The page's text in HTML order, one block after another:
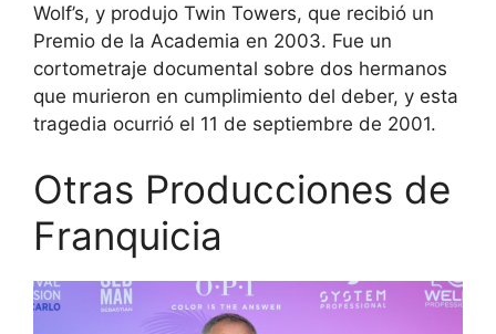
Wolf’s, y produjo Twin Towers, que recibió un
Premio de la Academia en 2003. Fue un
cortometraje documental sobre dos hermanos
que murieron en cumplimiento del deber, y esta
tragedia ocurrió el 11 de septiembre de 2001.
Otras Producciones de
Franquicia